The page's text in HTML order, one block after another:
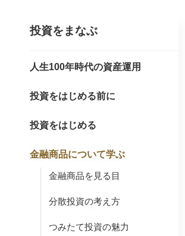
投資をまなぶ
人生100年時代の資産運用
投資をはじめる前に
投資をはじめる
金融商品について学ぶ
金融商品を見る目
分散投資の考え方
つみたて投資の魅力